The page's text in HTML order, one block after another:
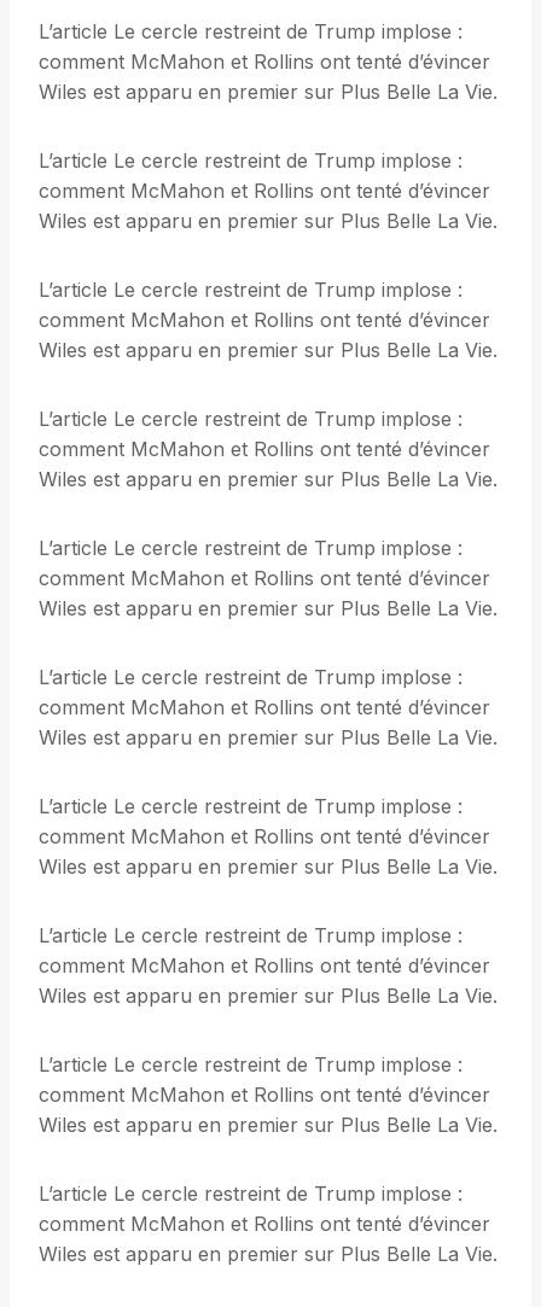
L’article Le cercle restreint de Trump implose :
comment McMahon et Rollins ont tenté d’évincer
Wiles est apparu en premier sur Plus Belle La Vie.
L’article Le cercle restreint de Trump implose :
comment McMahon et Rollins ont tenté d’évincer
Wiles est apparu en premier sur Plus Belle La Vie.
L’article Le cercle restreint de Trump implose :
comment McMahon et Rollins ont tenté d’évincer
Wiles est apparu en premier sur Plus Belle La Vie.
L’article Le cercle restreint de Trump implose :
comment McMahon et Rollins ont tenté d’évincer
Wiles est apparu en premier sur Plus Belle La Vie.
L’article Le cercle restreint de Trump implose :
comment McMahon et Rollins ont tenté d’évincer
Wiles est apparu en premier sur Plus Belle La Vie.
L’article Le cercle restreint de Trump implose :
comment McMahon et Rollins ont tenté d’évincer
Wiles est apparu en premier sur Plus Belle La Vie.
L’article Le cercle restreint de Trump implose :
comment McMahon et Rollins ont tenté d’évincer
Wiles est apparu en premier sur Plus Belle La Vie.
L’article Le cercle restreint de Trump implose :
comment McMahon et Rollins ont tenté d’évincer
Wiles est apparu en premier sur Plus Belle La Vie.
L’article Le cercle restreint de Trump implose :
comment McMahon et Rollins ont tenté d’évincer
Wiles est apparu en premier sur Plus Belle La Vie.
L’article Le cercle restreint de Trump implose :
comment McMahon et Rollins ont tenté d’évincer
Wiles est apparu en premier sur Plus Belle La Vie.